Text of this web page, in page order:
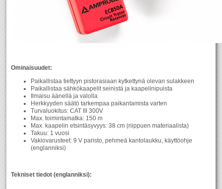
Ominaisuudet:
Paikallistaa tiettyyn pistorasiaan kytkettynä olevan sulakkeen
Paikallistaa sähkökaapelit seinistä ja kaapelinipuista
Ilmaisu äänellä ja valolla
Herkkyyden säätö tarkempaa paikantamista varten
Turvaluokitus: CAT III 300V
Max. toimintamatka: 150 m
Max. kaapelin etsintäsyvyys: 38 cm (riippuen materiaalista)
Takuu: 1 vuosi
Vakiovarusteet: 9 V paristo, pehmeä kantolaukku, käyttöohje
(englanniksi)
Tekniset tiedot (englanniksi):